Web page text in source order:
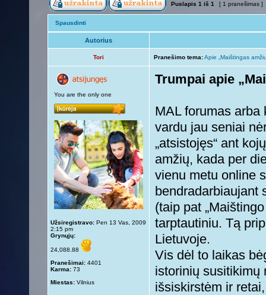
Puslapis 1 iš 1 [ 1 pranešimas ]
Spausdinti
Autorius
Tori Pranešimo tema:Apie „Maištingas
You are the only one
Užsiregistravo: Pen 13 Vas, 2009
2:15 pm
Grynųjų:
24,088.88
Pranešimai: 4401
Karma: 73
Miestas: Vilnius
Trumpai apie
MAL forumas arba
vardu jau seniai
„atsistojęs“ ant
amžių, kada per
vienu metu online
bendradarbiaujant
(taip pat
tarptautiniu. Tą
Lietuvoje.
Vis dėl to laikas
istorinių susitikimų
išsiskirstėm ir